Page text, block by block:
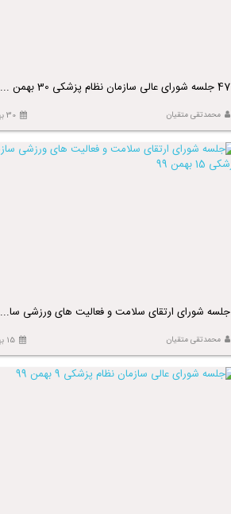
47 جلسه شورای عالی سازمان نظام پزشکی 30 بهمن ...
محمدتقی متقیان 30 بهمن 1399
جلسه شورای ارتقای سلامت و فعالیت های ورزشی سا...
محمدتقی متقیان 15 بهمن 1399